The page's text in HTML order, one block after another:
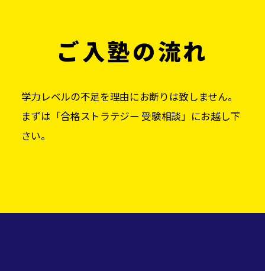
ご入塾の流れ
学力レベルの不足を理由にお断りは致しません。
まずは「合格ストラテジー 受験相談」にお越し下
さい。